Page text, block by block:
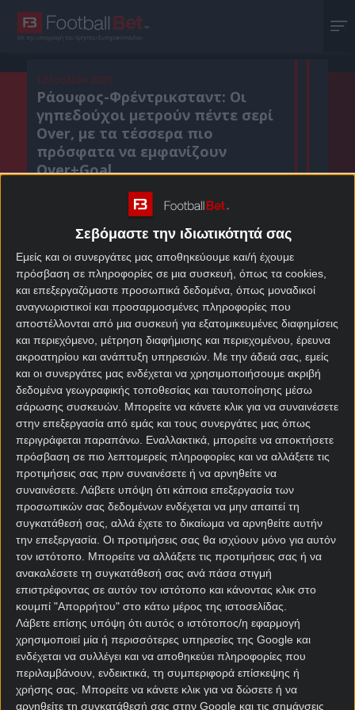
Σεβόμαστε την ιδιωτικότητά σας
Εμείς και οι συνεργάτες μας αποθηκεύουμε και/ή έχουμε
πρόσβαση σε πληροφορίες σε μια συσκευή, όπως τα cookies,
και επεξεργαζόμαστε προσωπικά δεδομένα, όπως μοναδικοί
αναγνωριστικοί και προσαρμοσμένες πληροφορίες που
αποστέλλονται από μια συσκευή για εξατομικευμένες διαφημίσεις
και περιεχόμενο, μέτρηση διαφήμισης και περιεχομένου, έρευνα
ακροατηρίου και ανάπτυξη υπηρεσιών. Με την άδειά σας, εμείς
και οι συνεργάτες μας ενδέχεται να χρησιμοποιήσουμε ακριβή
δεδομένα γεωγραφικής τοποθεσίας και ταυτοποίησης μέσω
σάρωσης συσκευών. Μπορείτε να κάνετε κλικ για να συναινέσετε
στην επεξεργασία από εμάς και τους συνεργάτες μας όπως
περιγράφεται παραπάνω. Εναλλακτικά, μπορείτε να αποκτήσετε
πρόσβαση σε πιο λεπτομερείς πληροφορίες και να αλλάξετε τις
προτιμήσεις σας πριν συναινέσετε ή να αρνηθείτε να
συναινέσετε. Λάβετε υπόψη ότι κάποια επεξεργασία των
προσωπικών σας δεδομένων ενδέχεται να μην απαιτεί τη
συγκατάθεσή σας, αλλά έχετε το δικαίωμα να αρνηθείτε αυτήν
την επεξεργασία. Οι προτιμήσεις σας θα ισχύουν μόνο για αυτόν
τον ιστότοπο. Μπορείτε να αλλάξετε τις προτιμήσεις σας ή να
ανακαλέσετε τη συγκατάθεσή σας ανά πάσα στιγμή
επιστρέφοντας σε αυτόν τον ιστότοπο και κάνοντας κλικ στο
κουμπί "Απορρήτου" στο κάτω μέρος της ιστοσελίδας.
Λάβετε επίσης υπόψη ότι αυτός ο ιστότοπος/η εφαρμογή
χρησιμοποιεί μία ή περισσότερες υπηρεσίες της Google και
ενδέχεται να συλλέγει και να αποθηκεύει πληροφορίες που
περιλαμβάνουν, ενδεικτικά, τη συμπεριφορά επίσκεψης ή
χρήσης σας. Μπορείτε να κάνετε κλικ για να δώσετε ή να
αρνηθείτε τη συγκατάθεσή σας στην Google και τις σημάνσεις
Με την υπογραφή του Χρήστου Σωτηρακόπουλου
12 Ιουλίου 2021
Ράουφος-Φρέντρικσταντ: Οι
γηπεδούχοι μετρούν πέντε σερί
Over, με τα τέσσερα πιο
πρόσφατα να εμφανίζουν
Over+Goal
Κοιν. :
Πρόσθεσε το Footballbet.gr στην Google
ΣΤΟΙΧΗΜΑΤΙΚΕΣ ΠΡΟΣΦΟΡΕΣ *
Αρχική Σελίδα
Χρήστος Σωτηρακόπουλος
Προγνωστικά
Βαθμολογίες - Στατιστικά
Κουπόνι
Πρόγραμμα TV
Προσφορές*